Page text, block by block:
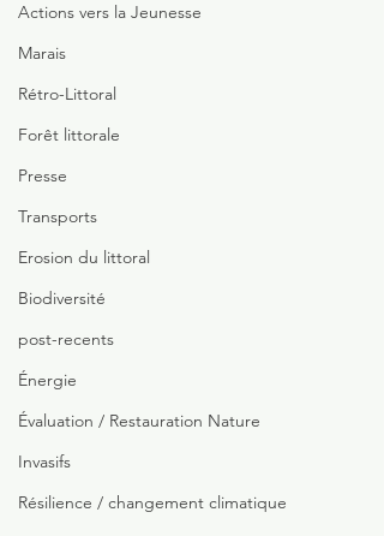
Actions vers la Jeunesse
Marais
Rétro-Littoral
Forêt littorale
Presse
Transports
Erosion du littoral
Biodiversité
post-recents
Énergie
Évaluation / Restauration Nature
Invasifs
Résilience / changement climatique